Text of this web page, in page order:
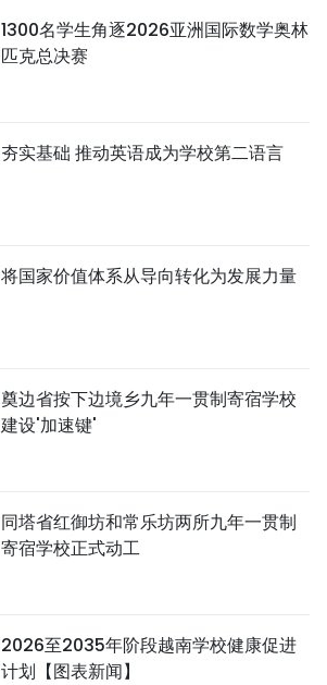
1300名学生角逐2026亚洲国际数学奥林
匹克总决赛
夯实基础 推动英语成为学校第二语言
将国家价值体系从导向转化为发展力量
奠边省按下边境乡九年一贯制寄宿学校
建设'加速键'
同塔省红御坊和常乐坊两所九年一贯制
寄宿学校正式动工
2026至2035年阶段越南学校健康促进
计划【图表新闻】